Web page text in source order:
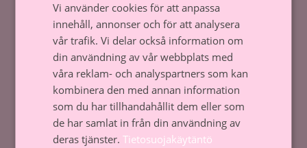
Backasgatan 2, 00500 Helsingfors,
Tfn. 09 135 331
Dataskydd och register
Tillstånd till penninginsamling
Kontakta oss
Vi använder cookies för att anpassa
innehåll, annonser och för att analysera
vår trafik. Vi delar också information om
din användning av vår webbplats med
våra reklam- och analyspartners som kan
kombinera den med annan information
som du har tillhandahållit dem eller som
de har samlat in från din användning av
deras tjänster. Tietosuojakäytäntö